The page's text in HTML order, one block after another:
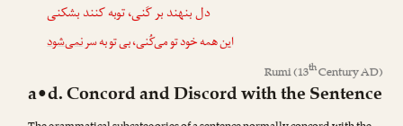
دل بنهند بر کَنی، توبه کنند بشکنی
این همه خود تو می‌کُنی، بی تو به سرنمی‌شود
Rumi(13thCentury AD)
a•d. Concord and Discord with the Sentence